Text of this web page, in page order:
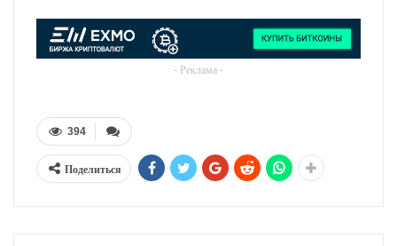
- Реклама -
394
Поделиться